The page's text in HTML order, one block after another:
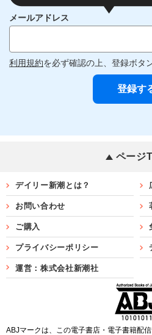
メールアドレス
利用規約を必ず確認の上、登録ボタ
ページ
デイリー新潮とは？
お問い合わせ
ご購入
プライバシーポリシー
運営：株式会社新潮社
ABJマークは、この電子書店・電子書籍配